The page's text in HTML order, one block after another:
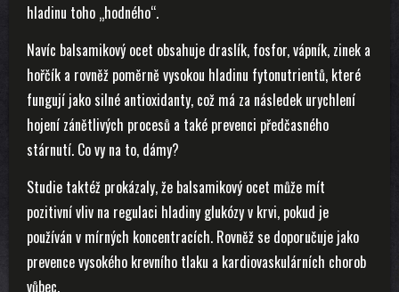
hladinu toho „hodného“.
Navíc balsamikový ocet obsahuje draslík, fosfor, vápník, zinek a
hořčík a rovněž poměrně vysokou hladinu fytonutrientů, které
fungují jako silné antioxidanty, což má za následek urychlení
hojení zánětlivých procesů a také prevenci předčasného
stárnutí. Co vy na to, dámy?
Studie taktéž prokázaly, že balsamikový ocet může mít
pozitivní vliv na regulaci hladiny glukózy v krvi, pokud je
používán v mírných koncentracích. Rovněž se doporučuje jako
prevence vysokého krevního tlaku a kardiovaskulárních chorob
vůbec.